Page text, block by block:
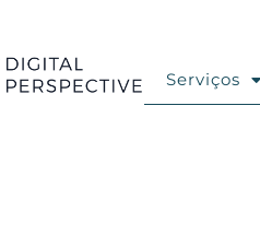
Serviços